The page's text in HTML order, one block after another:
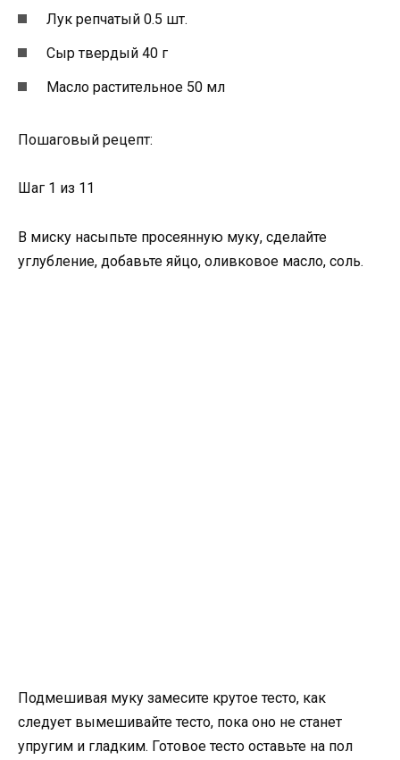
Лук репчатый 0.5 шт.
Сыр твердый 40 г
Масло растительное 50 мл
Пошаговый рецепт:
Шаг 1 из 11
В миску насыпьте просеянную муку, сделайте
углубление, добавьте яйцо, оливковое масло, соль.
Подмешивая муку замесите крутое тесто, как
следует вымешивайте тесто, пока оно не станет
упругим и гладким. Готовое тесто оставьте на пол